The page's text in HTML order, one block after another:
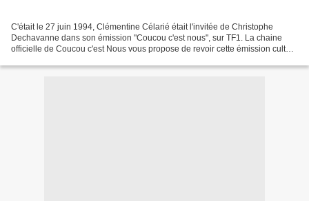
C'était le 27 juin 1994, Clémentine Célarié était l'invitée de Christophe
Dechavanne dans son émission "Coucou c'est nous", sur TF1. La chaine
officielle de Coucou c'est Nous vous propose de revoir cette émission culte.